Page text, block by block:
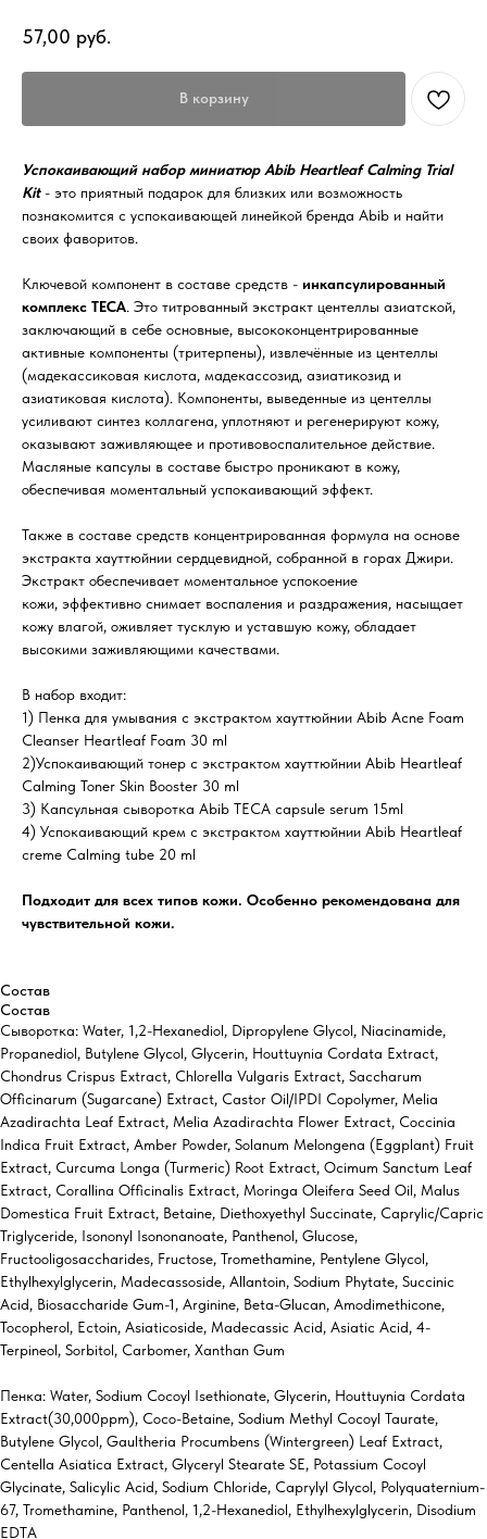
57,00 руб.
В корзину
Успокаивающий набор миниатюр Abib Heartleaf Calming Trial
Kit- это приятный подарок для близких или возможность
познакомится с успокаивающей линейкой бренда Abib и найти
своих фаворитов.
Ключевой компонент в составе средств - инкапсулированный
комплекс TECA. Это титрованный экстракт центеллы азиатской,
заключающий в себе основные, высококонцентрированные
активные компоненты (тритерпены), извлечённые из центеллы
(мадекассиковая кислота, мадекассозид, азиатикозид и
азиатиковая кислота). Компоненты, выведенные из центеллы
усиливают синтез коллагена, уплотняют и регенерируют кожу,
оказывают заживляющее и противовоспалительное действие.
Масляные капсулы в составе быстро проникают в кожу,
обеспечивая моментальный успокаивающий эффект.
Также в составе средств концентрированная формула на основе
экстракта хауттюйнии сердцевидной, собранной в горах Джири.
Экстракт обеспечивает моментальное успокоение
кожи, эффективно снимает воспаления и раздражения, насыщает
кожу влагой, оживляет тусклую и уставшую кожу, обладает
высокими заживляющими качествами.
В набор входит:
1) Пенка для умывания с экстрактом хауттюйнии Abib Acne Foam
Cleanser Heartleaf Foam 30 ml
2)Успокаивающий тонер с экстрактом хауттюйнии Abib Heartleaf
Calming Toner Skin Booster 30 ml
3) Капсульная сыворотка Abib TECA capsule serum 15ml
4) Успокаивающий крем с экстрактом хауттюйнии Abib Heartleaf
creme Calming tube 20 ml
Подходит для всех типов кожи. Особенно рекомендована для
чувствительной кожи.
Состав
Состав
Сыворотка: Water, 1,2-Hexanediol, Dipropylene Glycol, Niacinamide,
Propanediol, Butylene Glycol, Glycerin, Houttuynia Cordata Extract,
Chondrus Crispus Extract, Chlorella Vulgaris Extract, Saccharum
Officinarum (Sugarcane) Extract, Castor Oil/IPDI Copolymer, Melia
Azadirachta Leaf Extract, Melia Azadirachta Flower Extract, Coccinia
Indica Fruit Extract, Amber Powder, Solanum Melongena (Eggplant) Fruit
Extract, Curcuma Longa (Turmeric) Root Extract, Ocimum Sanctum Leaf
Extract, Corallina Officinalis Extract, Moringa Oleifera Seed Oil, Malus
Domestica Fruit Extract, Betaine, Diethoxyethyl Succinate, Caprylic/Capric
Triglyceride, Isononyl Isononanoate, Panthenol, Glucose,
Fructooligosaccharides, Fructose, Tromethamine, Pentylene Glycol,
Ethylhexylglycerin, Madecassoside, Allantoin, Sodium Phytate, Succinic
Acid, Biosaccharide Gum-1, Arginine, Beta-Glucan, Amodimethicone,
Tocopherol, Ectoin, Asiaticoside, Madecassic Acid, Asiatic Acid, 4-
Terpineol, Sorbitol, Carbomer, Xanthan Gum
Пенка: Water, Sodium Cocoyl Isethionate, Glycerin, Houttuynia Cordata
Extract(30,000ppm), Coco-Betaine, Sodium Methyl Cocoyl Taurate,
Butylene Glycol, Gaultheria Procumbens (Wintergreen) Leaf Extract,
Centella Asiatica Extract, Glyceryl Stearate SE, Potassium Cocoyl
Glycinate, Salicylic Acid, Sodium Chloride, Caprylyl Glycol, Polyquaternium-
67, Tromethamine, Panthenol, 1,2-Hexanediol, Ethylhexylglycerin, Disodium
EDTA